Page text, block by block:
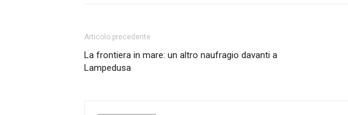
Articolo precedente
La frontiera in mare: un altro naufragio davanti a
Lampedusa